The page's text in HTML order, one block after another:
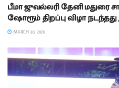
பீமா ஜுவல்லரி தேனி மதுரை
ஷோரூம் திறப்பு விழா நடந்தது
MARCH 30, 2026